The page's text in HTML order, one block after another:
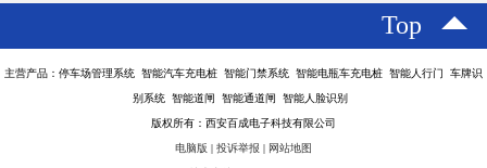
Top
主营产品：停车场管理系统 智能汽车充电桩 智能门禁系统 智能电瓶车充电桩 智能人行门 车牌识
别系统 智能道闸 智能通道闸 智能人脸识别
版权所有：西安百成电子科技有限公司
电脑版 | 投诉举报 | 网站地图